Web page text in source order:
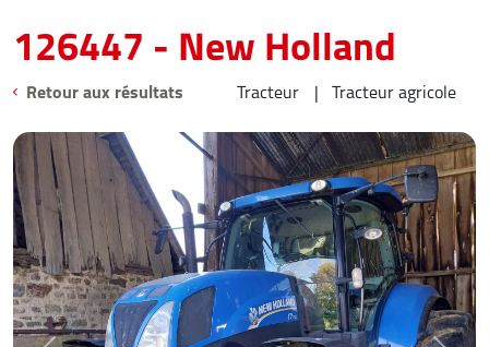
126447 - New Holland
Retour aux résultats Tracteur Tracteur agricole